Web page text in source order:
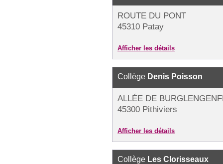
ROUTE DU PONT
45310 Patay
Afficher les détails
Collège Denis Poisson
ALLÉE DE
45300 Pithiviers
Afficher les détails
Collège Les Clorisseaux